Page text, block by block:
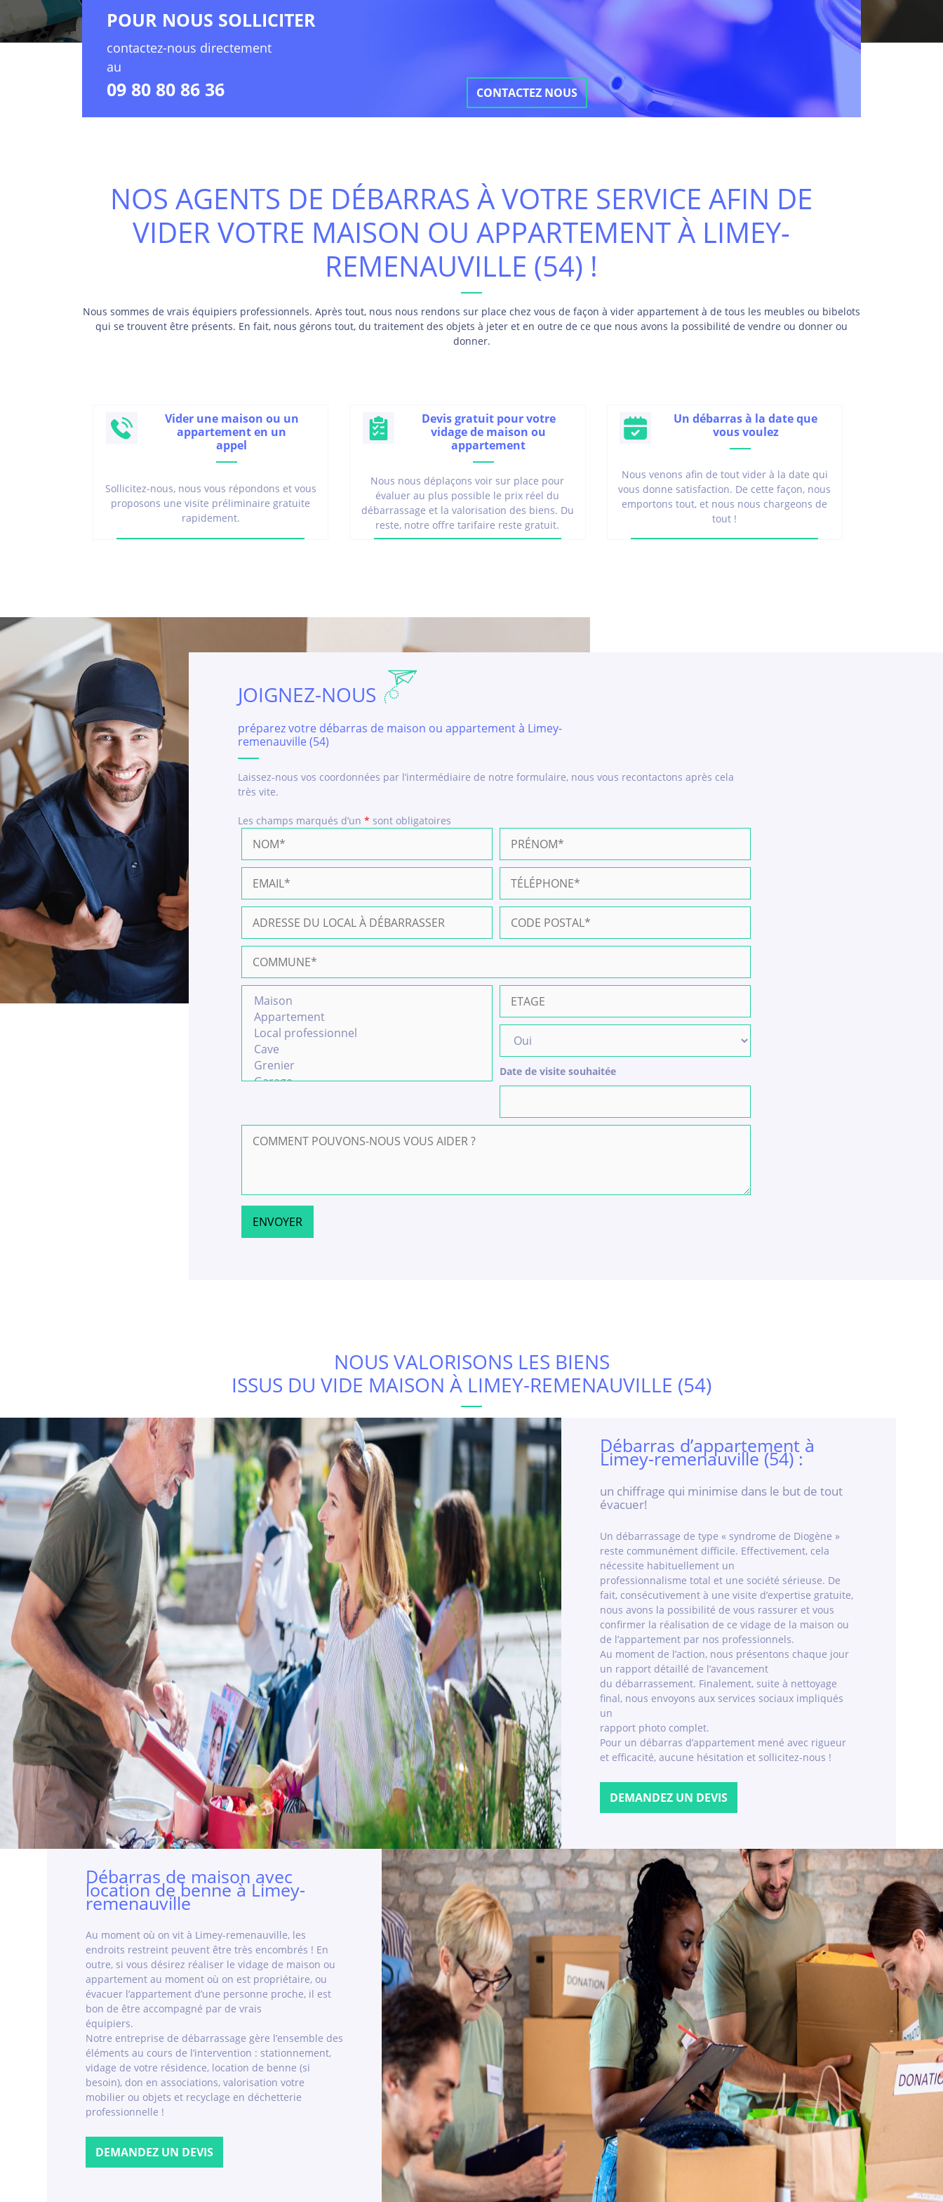
POUR NOUS SOLLICITER
contactez-nous directement
au
09 80 80 86 36 CONTACTEZ NOUS
NOS AGENTS DE DÉBARRAS À VOTRE SERVICE AFIN DE
VIDER VOTRE MAISON OU APPARTEMENT À LIMEY-
REMENAUVILLE (54) !
Nous sommes de vrais équipiers professionnels. Après tout, nous nous rendons sur place chez vous de façon à vider appartement à de tous les meubles ou bibelots
qui se trouvent être présents. En fait, nous gérons tout, du traitement des objets à jeter et en outre de ce que nous avons la possibilité de vendre ou donner ou
donner.
Vider une maison ou un
appartement en un
appel
Sollicitez-nous, nous vous répondons et vous
proposons une visite préliminaire gratuite
rapidement.
Devis gratuit pour votre
vidage de maison ou
appartement
Nous nous déplaçons voir sur place pour
évaluer au plus possible le prix réel du
débarrassage et la valorisation des biens. Du
reste, notre offre tarifaire reste gratuit.
Un débarras à la date que
vous voulez
Nous venons afin de tout vider à la date qui
vous donne satisfaction. De cette façon, nous
emportons tout, et nous nous chargeons de
tout !
JOIGNEZ-NOUS
préparez votre débarras de maison ou appartement à Limey-
remenauville (54)
Laissez-nous vos coordonnées par l’intermédiaire de notre formulaire, nous vous recontactons après cela
très vite.
Les champs marqués d’un * sont obligatoires
Date de visite souhaitée
NOUS VALORISONS LES BIENS
ISSUS DU VIDE MAISON À LIMEY-REMENAUVILLE (54)
Débarras d’appartement à
Limey-remenauville (54) :
un chiffrage qui minimise dans le but de tout
évacuer!
Un débarrassage de type « syndrome de Diogène »
reste communément difficile. Effectivement, cela
nécessite habituellement un
professionnalisme total et une société sérieuse. De
fait, consécutivement à une visite d’expertise gratuite,
nous avons la possibilité de vous rassurer et vous
confirmer la réalisation de ce vidage de la maison ou
de l’appartement par nos professionnels.
Au moment de l’action, nous présentons chaque jour
un rapport détaillé de l’avancement
du débarrassement. Finalement, suite à nettoyage
final, nous envoyons aux services sociaux impliqués
un
rapport photo complet.
Pour un débarras d’appartement mené avec rigueur
et efficacité, aucune hésitation et sollicitez-nous !
DEMANDEZ UN DEVIS
Débarras de maison avec
location de benne à Limey-
remenauville
Au moment où on vit à Limey-remenauville, les
endroits restreint peuvent être très encombrés ! En
outre, si vous désirez réaliser le vidage de maison ou
appartement au moment où on est propriétaire, ou
évacuer l’appartement d’une personne proche, il est
bon de être accompagné par de vrais
équipiers.
Notre entreprise de débarrassage gère l’ensemble des
éléments au cours de l’intervention : stationnement,
vidage de votre résidence, location de benne (si
besoin), don en associations, valorisation votre
mobilier ou objets et recyclage en déchetterie
professionnelle !
DEMANDEZ UN DEVIS